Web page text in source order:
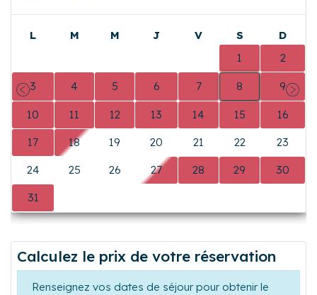
L M M J V S
D
1 2
3 4 5 6 7 8 9
10 11 12 13 14 15 16
17 18 19 20 21 22 23
24 25 26 27 28 29 30
31
Précédent
Calculez le prix de votre réservation
Renseignez vos dates de séjour pour obtenir le